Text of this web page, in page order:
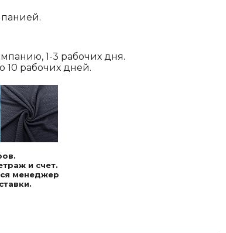
1-3 рабочих дня.
10 рабочих дней.
и счет.
менеджер